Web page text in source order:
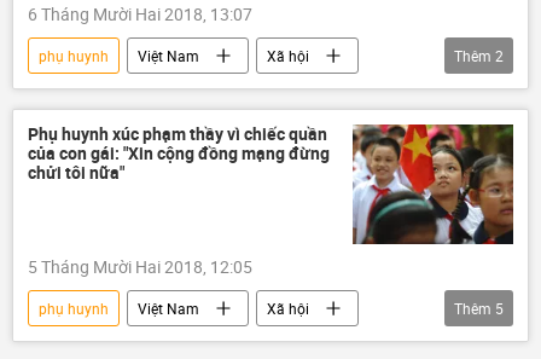
6 Tháng Mười Hai 2018, 13:07
phụ huynh Việt Nam
Xã hội
Hà Nội
tát học sinh
Thêm 2
Phụ huynh xúc phạm thầy vì chiếc quần
của con gái: "Xin cộng đồng mạng đừng
chửi tôi nữa"
5 Tháng Mười Hai 2018, 12:05
phụ huynh Việt Nam
Xã hội
Bạc Liêu
xúc phạm
thầy giáo
Thêm 5